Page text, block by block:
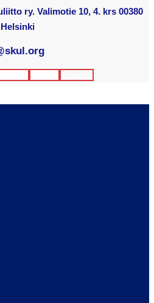
ry. Valimotie 10, 4. krs 00380
Helsinki